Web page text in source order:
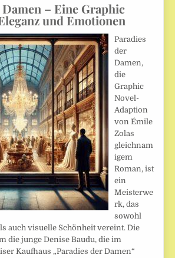
– Eine Graphic
und Emotionen
Paradies
der
Damen,
die
Graphic
Novel-
Adaption
von Émile
Zolas
gleichnam
igem
Roman, ist
ein
Meisterwe
rk, das
sowohl
auch visuelle Schönheit vereint. Die
die junge Denise Baudu, die im
Kaufhaus „Paradies der Damen“